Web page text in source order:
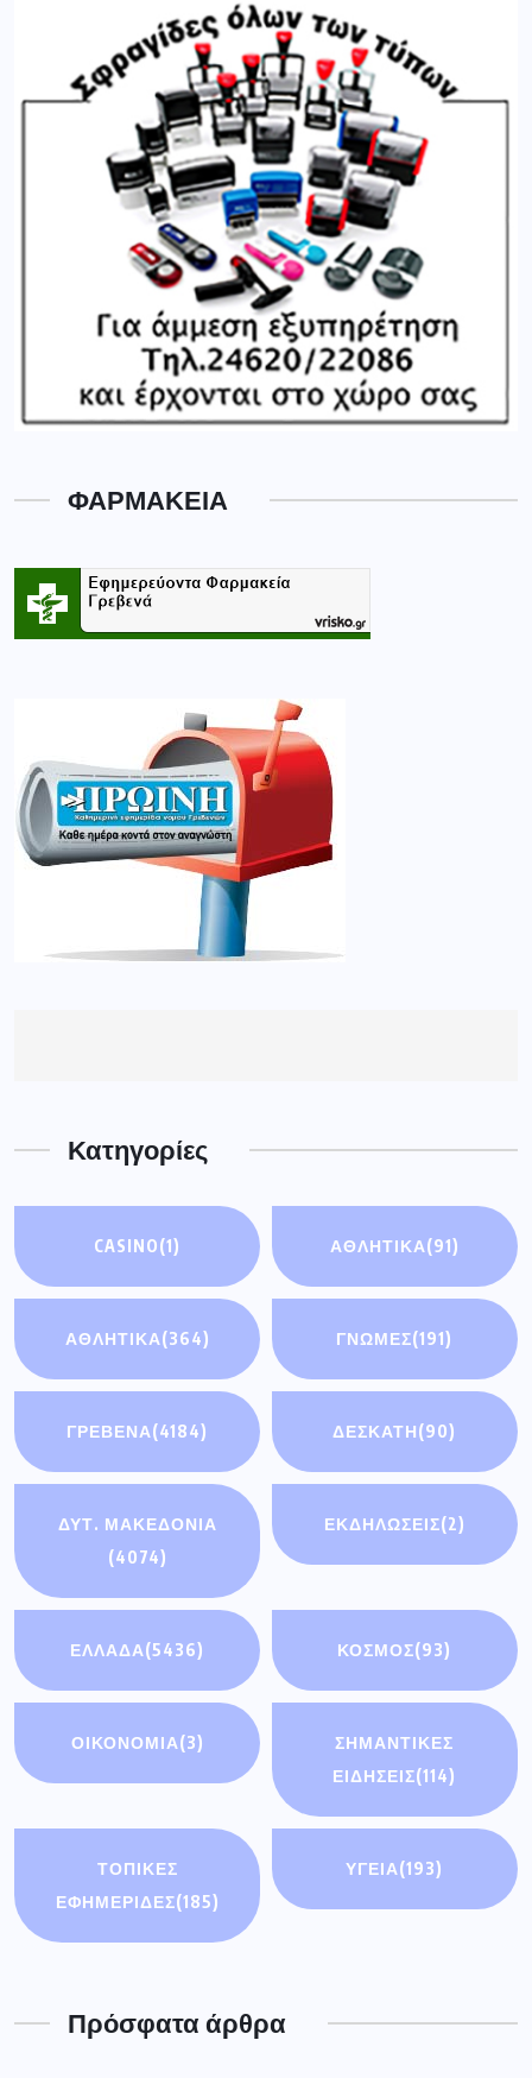
ΦΑΡΜΑΚΕΙΑ
Κατηγορίες
CASINO(1) ΑΘΛΗΤΙΚΆ(91)
ΑΘΛΗΤΙΚΑ(364) ΓΝΩΜΕΣ(191)
ΓΡΕΒΕΝΑ(4184) ΔΕΣΚΑΤΗ(90)
ΔΥΤ. ΜΑΚΕΔΟΝΙΑ
(4074)
ΕΚΔΗΛΩΣΕΙΣ(2)
ΕΛΛΑΔΑ(5436) ΚΟΣΜΟΣ(93)
ΟΙΚΟΝΟΜΊΑ(3)
ΣΗΜΑΝΤΙΚΈΣ
ΕΙΔΉΣΕΙΣ(114)
ΤΟΠΙΚΕΣ
ΕΦΗΜΕΡΙΔΕΣ(185)
ΥΓΕΙΑ(193)
Πρόσφατα άρθρα